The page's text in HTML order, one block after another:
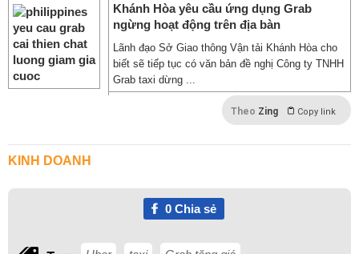
Khánh Hòa yêu cầu ứng dụng Grab
ngừng hoạt động trên địa bàn
Lãnh đạo Sở Giao thông Vận tải Khánh Hòa cho
biết sẽ tiếp tục có văn bản đề nghị Công ty TNHH
Grab taxi dừng ...
Theo Zing Copy link
KINH DOANH
0Chia sẻ